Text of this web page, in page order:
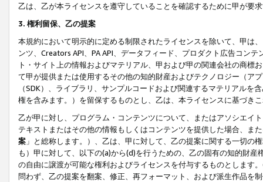
乙は、乙が本ライセンスを遵守していることを確認するために甲が要
3. 権利留保、乙の提案
本規約において明示的に定める制限されたライセンスを除いて、甲は
ンツ、Creators API、PA API、データフィード、プロダクト広告コン
ト・サイト上の情報およびマテリアル、甲および甲の関連会社の商
て甲が提供または使用するその他の知的財産およびテクノロジー（ア
（SDK）、ライブラリ、サンプルコードおよび関連するマテリアル
権を含みます。）を留保するものとし、乙は、本ライセンスに基づき
乙が甲に対し、プログラム・コンテンツについて、またはアソシエイ
テキストまたはその他の情報もしくはコンテンツを提供した場合、ま
案 」と総称します。）、乙は、甲に対して、乙の提案に関する一切
も）甲に対して、以下の(a)から(d)を行うための、乙の固有の知的財
の自由に譲渡が可能な権利およびライセンスを付与するものとします
問わず、乙の提案を翻案、修正、再フォーマット、および派生作品を